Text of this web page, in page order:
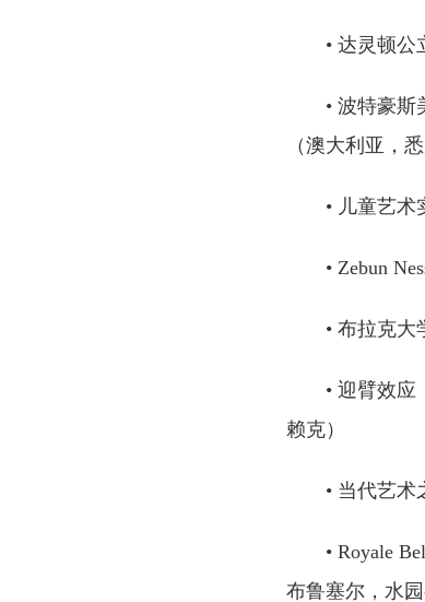
• 达灵顿公
• 波特豪斯
（澳大利亚，悉
• 儿童艺术
• Zebun
• 布拉克大
• 迎臂效应
赖克）
• 当代艺术
• Royale
布鲁塞尔，水园